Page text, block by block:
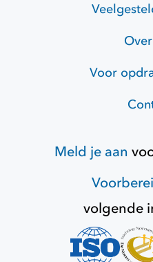
Voor
Meld je aan
volgende